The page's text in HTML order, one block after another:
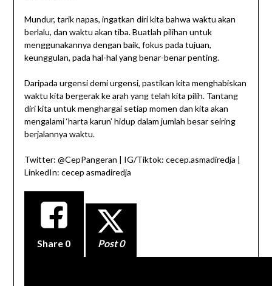
Mundur, tarik napas, ingatkan diri kita bahwa waktu akan
berlalu, dan waktu akan tiba. Buatlah pilihan untuk
menggunakannya dengan baik, fokus pada tujuan,
keunggulan, pada hal-hal yang benar-benar penting.
Daripada urgensi demi urgensi, pastikan kita menghabiskan
waktu kita bergerak ke arah yang telah kita pilih. Tantang
diri kita untuk menghargai setiap momen dan kita akan
mengalami ‘harta karun’ hidup dalam jumlah besar seiring
berjalannya waktu.
Twitter: @CepPangeran | IG/Tiktok: cecep.asmadiredja |
LinkedIn: cecep asmadiredja
Share 0 Post 0